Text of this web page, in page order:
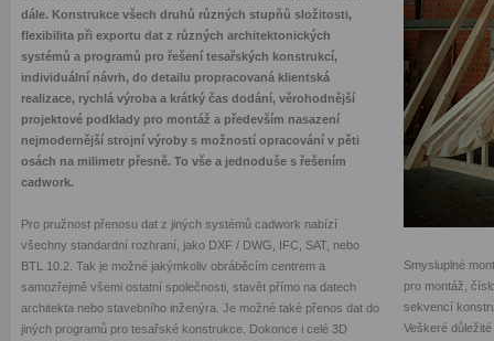
dále. Konstrukce všech druhů různých stupňů složitosti,
flexibilita při exportu dat z různých architektonických
systémů a programů pro řešení tesařských konstrukcí,
individuální návrh, do detailu propracovaná klientská
realizace, rychlá výroba a krátký čas dodání, věrohodnější
projektové podklady pro montáž a především nasazení
nejmodernější strojní výroby s možností opracování v pěti
osách na milimetr přesně. To vše a jednoduše s řešením
cadwork.
Pro pružnost přenosu dat z jiných systémů cadwork nabízí
všechny standardní rozhraní, jako DXF / DWG, IFC, SAT, nebo
BTL 10.2. Tak je možné jakýmkoliv obráběcím centrem a
samozřejmě všemi ostatní společnosti, stavět přímo na datech
architekta nebo stavebního inženýra. Je možné také přenos dat do
jiných programů pro tesařské konstrukce. Dokonce i celé 3D
Smysluplné
pro montáž,
sekvencí
Veškeré